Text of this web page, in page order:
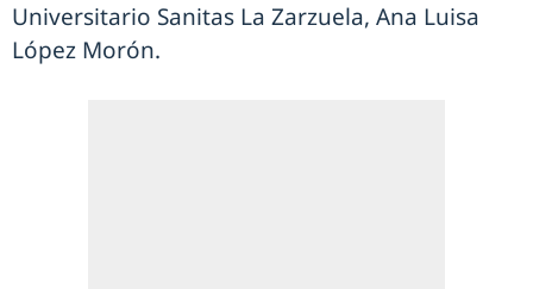
Universitario Sanitas La Zarzuela, Ana Luisa
López Morón.